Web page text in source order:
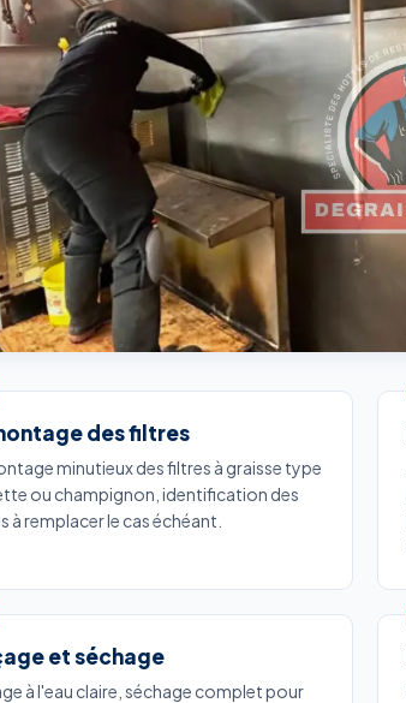
des filtres
minutieux des filtres à graisse type
ou champignon, identification des
à remplacer le cas échéant.
et séchage
à l'eau claire, séchage complet pour